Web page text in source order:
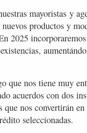
mayoristas y
productos y
2025
que nos tiene muy
acuerdos con dos
que nos convertirán en
seleccionadas.